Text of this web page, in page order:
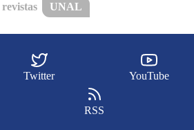
UNAL
Twitter YouTube
RSS